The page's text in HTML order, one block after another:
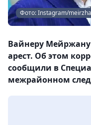
Фото: Instagram/
Вайнеру Мейржану
арест. Об этом
сообщили в
межрайонном